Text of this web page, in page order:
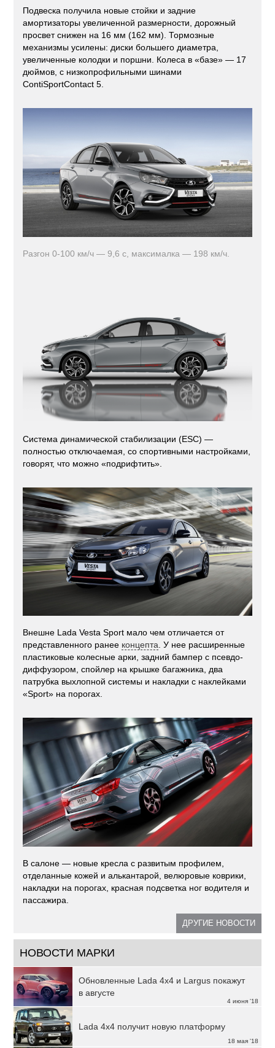
Подвеска получила новые стойки и задние
амортизаторы увеличенной размерности, дорожный
просвет снижен на 16 мм (162 мм). Тормозные
механизмы усилены: диски большего диаметра,
увеличенные колодки и поршни. Колеса в «базе» — 17
дюймов, с низкопрофильными шинами
ContiSportContact 5.
Разгон 0-100 км/ч — 9,6 с, максималка — 198 км/ч.
Система динамической стабилизации (ESC) —
полностью отключаемая, со спортивными настройками,
говорят, что можно «подрифтить».
Внешне Lada Vesta Sport мало чем отличается от
представленного ранее концепта. У нее расширенные
пластиковые колесные арки, задний бампер с псевдо-
диффузором, спойлер на крышке багажника, два
патрубка выхлопной системы и накладки с наклейками
«Sport» на порогах.
В салоне — новые кресла с развитым профилем,
отделанные кожей и алькантарой, велюровые коврики,
накладки на порогах, красная подсветка ног водителя и
пассажира.
ДРУГИЕ НОВОСТИ
НОВОСТИ МАРКИ
4 июня '18
Обновленные Lada 4x4 и Largus покажут
в августе
18 мая '18
Lada 4x4 получит новую платформу